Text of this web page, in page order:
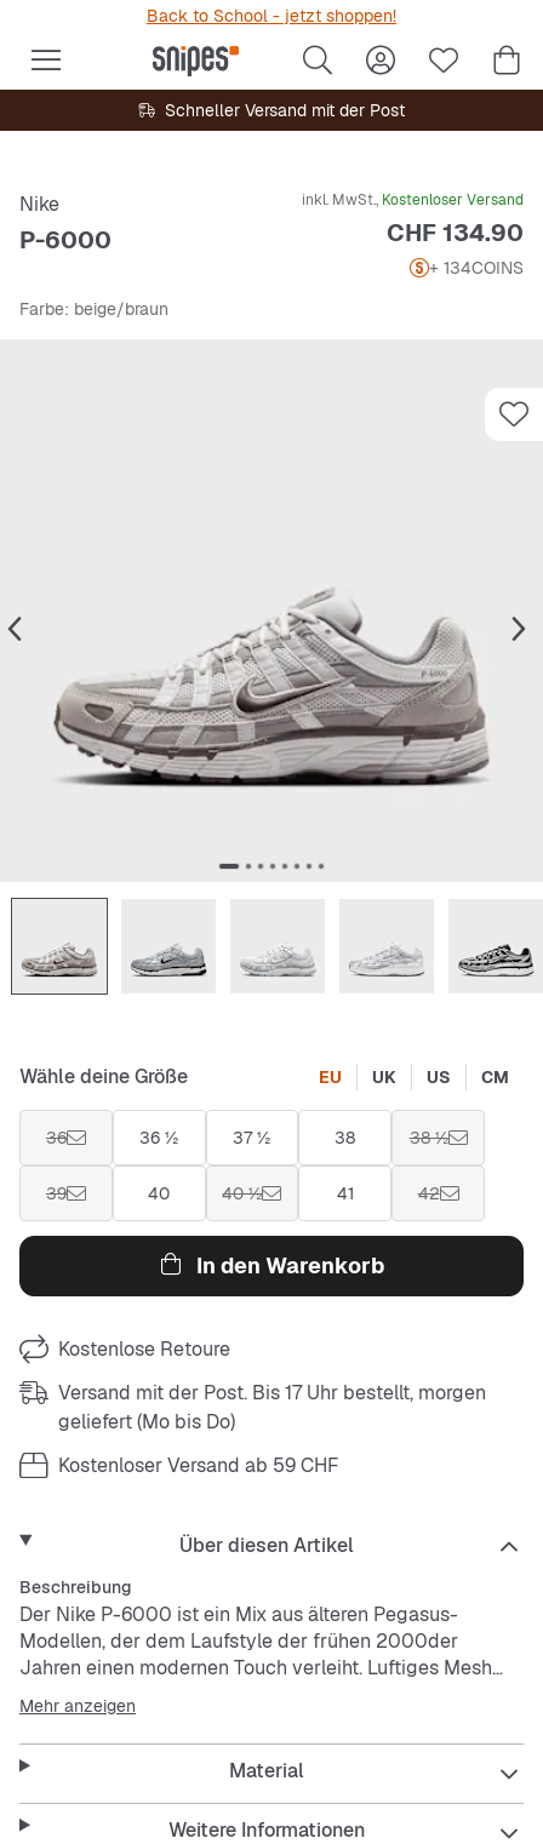
Back to School - jetzt shoppen!
Schneller Versand mit der Post
Nike
P-6000
inkl. MwSt., Kostenloser Versand
Preis
CHF 134.90
+ 134COINS
Farbe: beige/braun
Wähle deine Größe EU UK US CM
36 36 ½ 37 ½ 38 38 ½
39 40 40 ½ 41 42
In den Warenkorb
Kostenlose Retoure
Versand mit der Post. Bis 17 Uhr bestellt, morgen
geliefert (Mo bis Do)
Kostenloser Versand ab 59 CHF
Über diesen Artikel
Beschreibung
Der Nike P-6000 ist ein Mix aus älteren Pegasus-
Modellen, der dem Laufstyle der frühen 2000der
Jahren einen modernen Touch verleiht. Luftiges Mesh
und sportliche Linien schaffen eine perfekte Kombination
aus auffälligem Look und atmungsaktivem Tragekomfort.
Die erhöhte Schaumstoff-Mittelsohle sorgt für einen
besseren Stand und eine weiche Dämpfung.
Das Retro-Design basiert auf dem Nike Pegasus 25 und
Mehr anzeigen
Material
Weitere Informationen